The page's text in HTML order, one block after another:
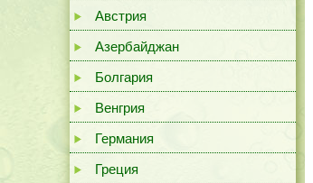
Австрия
Азербайджан
Болгария
Венгрия
Германия
Греция